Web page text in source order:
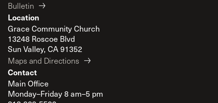
Bulletin
Location
Grace Community Church
13248 Roscoe Blvd
Sun Valley, CA 91352
Maps and Directions
Contact
Main Office
Monday–Friday 8 am–5 pm